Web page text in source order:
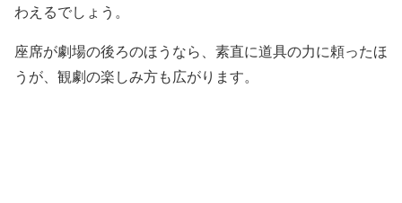
わえるでしょう。
座席が劇場の後ろのほうなら、素直に道具の力に頼ったほ
うが、観劇の楽しみ方も広がります。